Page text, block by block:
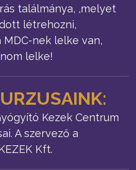
találmánya, ,melyet
létrehozni,
nek lelke van,
lelke!
Kezek Centrum
A szervező a
Kft.